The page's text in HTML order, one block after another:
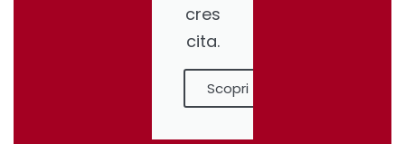
cres
cita.
Scopri